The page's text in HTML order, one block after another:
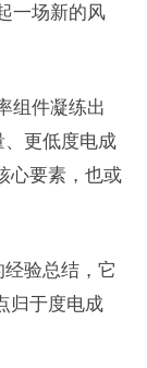
一场新的风
组件凝练出
、更低度电成
心要素，也或
经验总结，它
归于度电成